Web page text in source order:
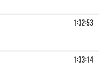
1:32:53
1:33:14